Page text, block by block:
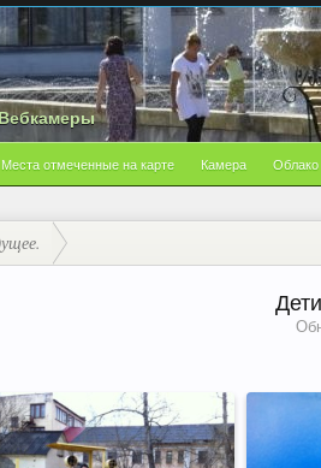
Места отмеченные на карте Камера Облако